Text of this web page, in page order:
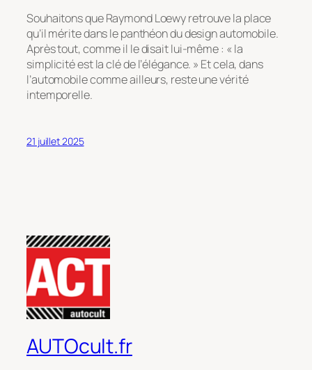
Souhaitons que Raymond Loewy retrouve la place
qu’il mérite dans le panthéon du design automobile.
Après tout, comme il le disait lui-même : « la
simplicité est la clé de l’élégance. » Et cela, dans
l’automobile comme ailleurs, reste une vérité
intemporelle.
21 juillet 2025
AUTOcult.fr